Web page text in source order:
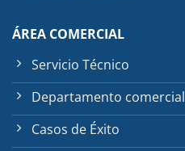
ÁREA COMERCIAL
Servicio Técnico
Departamento comercial
Casos de Éxito